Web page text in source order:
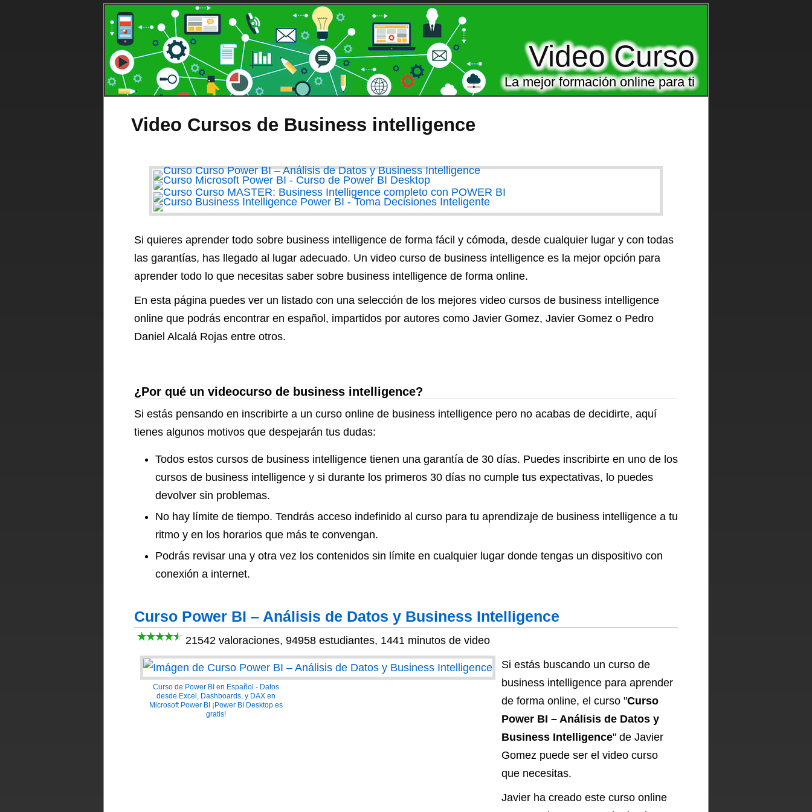
Video Cursos de Business intelligence
Video Curso
La mejor formación online para ti
Si quieres aprender todo sobre business intelligence de forma fácil y cómoda, desde cualquier lugar y con todas
las garantías, has llegado al lugar adecuado. Un video curso de business intelligence es la mejor opción para
aprender todo lo que necesitas saber sobre business intelligence de forma online.
En esta página puedes ver un listado con una selección de los mejores video cursos de business intelligence
online que podrás encontrar en español, impartidos por autores como Javier Gomez, Javier Gomez o Pedro
Daniel Alcalá Rojas entre otros.
¿Por qué un videocurso de business intelligence?
Si estás pensando en inscribirte a un curso online de business intelligence pero no acabas de decidirte, aquí
tienes algunos motivos que despejarán tus dudas:
Todos estos cursos de business intelligence tienen una garantía de 30 días. Puedes inscribirte en uno de los
cursos de business intelligence y si durante los primeros 30 días no cumple tus expectativas, lo puedes
devolver sin problemas.
No hay límite de tiempo. Tendrás acceso indefinido al curso para tu aprendizaje de business intelligence a tu
ritmo y en los horarios que más te convengan.
Podrás revisar una y otra vez los contenidos sin límite en cualquier lugar donde tengas un dispositivo con
conexión a internet.
Curso Power BI – Análisis de Datos y Business Intelligence
21542 valoraciones, 94958 estudiantes, 1441 minutos de video
Curso de Power BI en Español - Datos
desde Excel, Dashboards, y DAX en
Microsoft Power BI ¡Power BI Desktop es
gratis!
Si estás buscando un curso de
business intelligence para aprender
de forma online, el curso "Curso
Power BI – Análisis de Datos y
Business Intelligence" de Javier
Gomez puede ser el video curso
que necesitas.
Javier ha creado este curso online